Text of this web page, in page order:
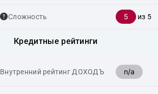
Сложность 5 из 5
Кредитные рейтинги
Внутренний рейтинг ДОХОДЪ n/a